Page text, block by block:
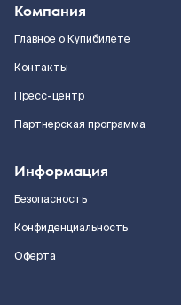
Компания
Главное о Купибилете
Контакты
Пресс-центр
Партнерская программа
Информация
Безопасность
Конфиденциальность
Оферта